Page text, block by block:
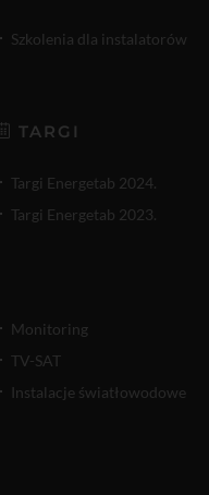
Szkolenia dla instalatorów
TARGI
Targi Energetab 2024.
Targi Energetab 2023.
Monitoring
TV-SAT
Instalacje światłowodowe